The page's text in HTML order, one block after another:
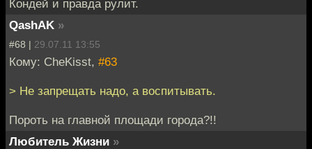
Кондей и правда рулит.
QashAK »
#68 | 29.07.11 13:55
Кому: CheKisst, #63
> Не запрещать надо, а воспитывать.
Пороть на главной площади города?!!
Любитель Жизни »